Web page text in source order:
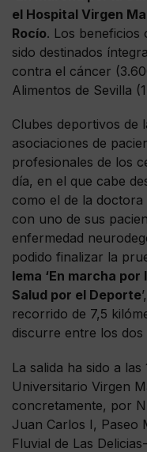
el Hospital Virgen
Rocío. Los beneficios
sido destinados
contra el cáncer
Alimentos de Sevilla
Clubes deportivos de
asociaciones de
profesionales de los
día, en el que cabe
como el de la
con uno de sus
enfermedad
podido finalizar la
lema ‘En marcha
Salud por el Deporte
recorrido de 7,5
discurre entre los
La salida ha sido a
Universitario Virgen
concretamente, por
Juan Carlos I, Paseo
Fluvial de Las